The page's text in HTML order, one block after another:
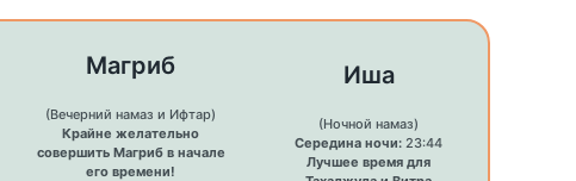
Магриб
(Вечерний намаз и Ифтар)
Крайне желательно
совершить Магриб в начале
его времени!
Иша
(Ночной намаз)
Середина ночи: 23:44
Лучшее время для